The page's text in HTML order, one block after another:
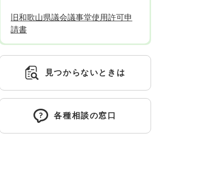
旧和歌山県議会議事堂使用許可申
請書
見つからないときは
各種相談の窓口